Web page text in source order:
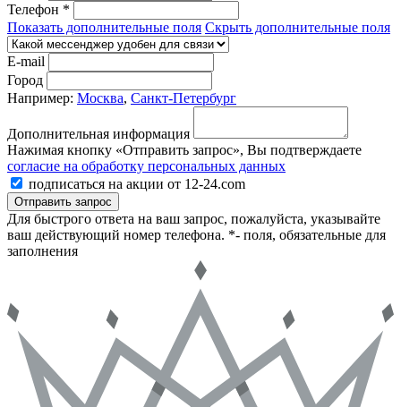
Телефон *
Показать дополнительные поля Скрыть дополнительные поля
E-mail
Город
Например: Москва, Санкт-Петербург
Дополнительная информация
Нажимая кнопку «Отправить запрос», Вы подтверждаете
согласие на обработку персональных данных
подписаться на акции от 12-24.com
Отправить запрос
Для быстрого ответа на ваш запрос, пожалуйста, указывайте
ваш действующий номер телефона. *- поля, обязательные для
заполнения